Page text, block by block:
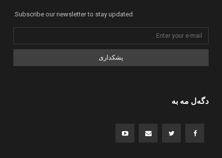
Subscribe our newsletter to stay updated.
پشکداری
دگەل مە بە